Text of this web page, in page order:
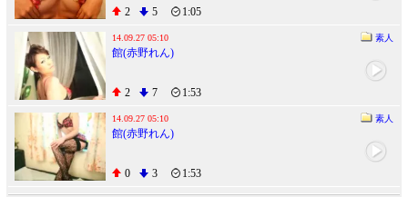
2 5 1:05
14.09.27 05:10 素人
館(赤野れん)
2 7 1:53
14.09.27 05:10 素人
館(赤野れん)
0 3 1:53